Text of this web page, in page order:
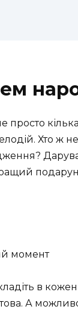
кілька
Хто ж
в
А